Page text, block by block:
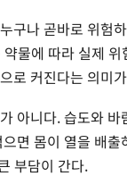
구나 곧바로 위험
물에 따라 실제
로 커진다는 의미
아니다. 습도와
면 몸이 열을 배
부담이 간다.